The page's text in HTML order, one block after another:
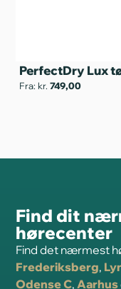
PerfectDry Lux
Fra: kr.749,00
Find dit
hørecenter
Find det nærmest
Frederiksberg,
Odense C, Aarhus